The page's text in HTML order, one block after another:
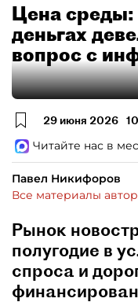
Цена среды:
деньгах
вопрос с
29 июня 2026
Читайте нас в
Павел Никифоров
Все материалы
Рынок
полугодие в
спроса и